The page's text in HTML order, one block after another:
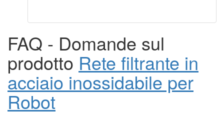
FAQ - Domande sul
prodotto Rete filtrante in
acciaio inossidabile per
Robot